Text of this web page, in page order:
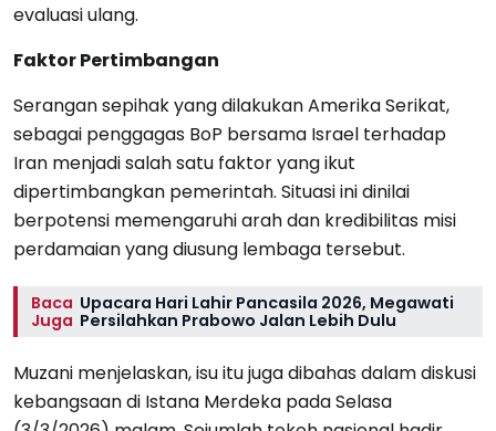
evaluasi ulang.
Faktor Pertimbangan
Serangan sepihak yang dilakukan Amerika Serikat,
sebagai penggagas BoP bersama Israel terhadap
Iran menjadi salah satu faktor yang ikut
dipertimbangkan pemerintah. Situasi ini dinilai
berpotensi memengaruhi arah dan kredibilitas misi
perdamaian yang diusung lembaga tersebut.
Baca
Juga
Upacara Hari Lahir Pancasila 2026, Megawati
Persilahkan Prabowo Jalan Lebih Dulu
Muzani menjelaskan, isu itu juga dibahas dalam diskusi
kebangsaan di Istana Merdeka pada Selasa